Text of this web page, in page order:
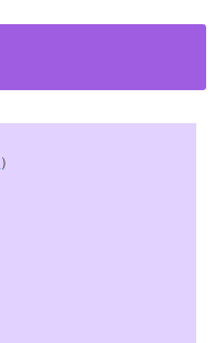
）